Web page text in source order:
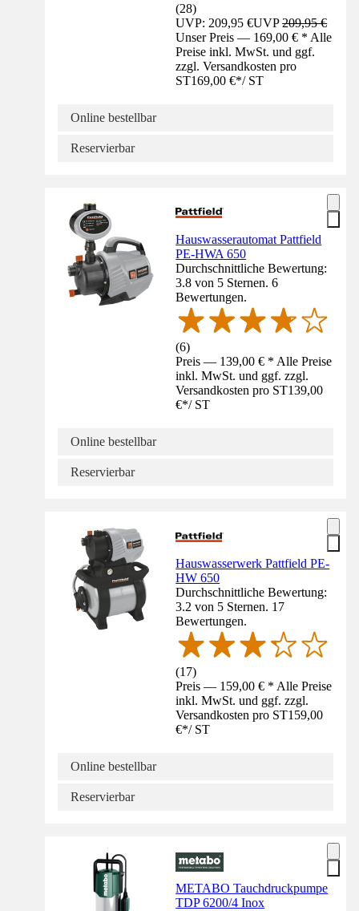
(28)
UVP: 209,95 €UVP209,95 €
Unser Preis — 169,00 € * Alle
Preise inkl. MwSt. und ggf.
zzgl. Versandkosten pro
ST169,00 €*/ ST
Online bestellbar
Reservierbar
Hauswasserautomat Pattfield
PE-HWA 650
Durchschnittliche Bewertung:
3.8 von 5 Sternen. 6
Bewertungen.
(6)
Preis — 139,00 € * Alle Preise
inkl. MwSt. und ggf. zzgl.
Versandkosten pro ST139,00
€*/ ST
Online bestellbar
Reservierbar
Hauswasserwerk Pattfield PE-
HW 650
Durchschnittliche Bewertung:
3.2 von 5 Sternen. 17
Bewertungen.
(17)
Preis — 159,00 € * Alle Preise
inkl. MwSt. und ggf. zzgl.
Versandkosten pro ST159,00
€*/ ST
Online bestellbar
Reservierbar
METABO Tauchdruckpumpe
TDP 6200/4 Inox